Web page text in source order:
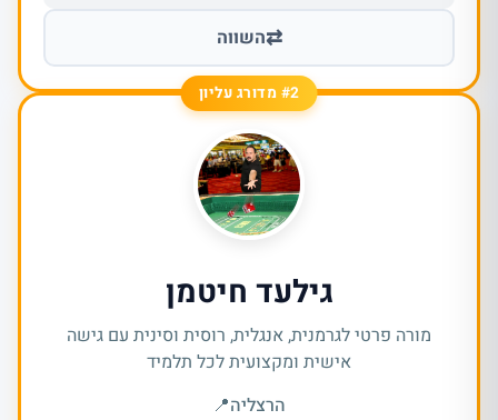
⇄השווה
#2 מדורג עליון
גילעד חיטמן
מורה פרטי לגרמנית, אנגלית, רוסית וסינית עם גישה
אישית ומקצועית לכל תלמיד
הרצליה📍